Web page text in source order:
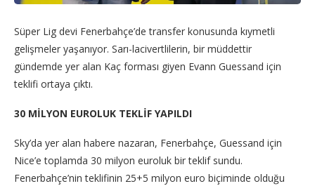
Süper Lig devi Fenerbahçe’de transfer konusunda kıymetli
gelişmeler yaşanıyor. Sarı-lacivertlilerin, bir müddettir
gündemde yer alan Kaç forması giyen Evann Guessand için
teklifi ortaya çıktı.
30 MİLYON EUROLUK TEKLİF YAPILDI
Sky’da yer alan habere nazaran, Fenerbahçe, Guessand için
Nice’e toplamda 30 milyon euroluk bir teklif sundu.
Fenerbahçe’nin teklifinin 25+5 milyon euro biçiminde olduğu